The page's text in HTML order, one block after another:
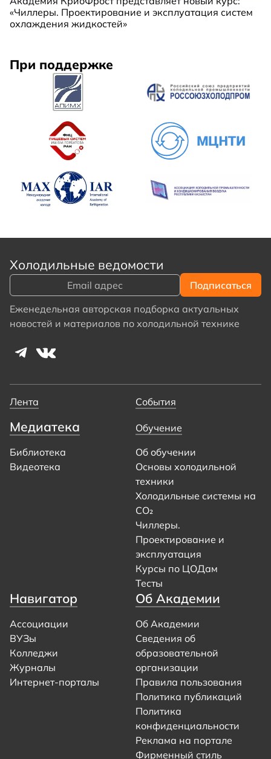
«Чиллеры. Проектирование и эксплуатация систем
охлаждения жидкостей»
При поддержке
Холодильные ведомости
Еженедельная авторская подборка актуальных
новостей и материалов по холодильной технике
Лента События
Медиатека
Библиотека
Видеотека
Обучение
Об обучении
Основы холодильной
техники
Холодильные системы на
CO₂
Чиллеры.
Проектирование и
эксплуатация
Курсы по ЦОДам
Тесты
Навигатор
Ассоциации
ВУЗы
Колледжи
Журналы
Интернет-порталы
Об Академии
Об Академии
Сведения об
образовательной
организации
Правила пользования
Политика публикаций
Политика
конфиденциальности
Реклама на портале
Фирменный стиль